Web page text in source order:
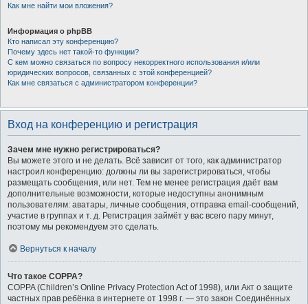
Как мне найти мои вложения?
Информация о phpBB
Кто написал эту конференцию?
Почему здесь нет такой-то функции?
С кем можно связаться по вопросу некорректного использования и/или
юридических вопросов, связанных с этой конференцией?
Как мне связаться с администратором конференции?
Вход на конференцию и регистрация
Зачем мне нужно регистрироваться?
Вы можете этого и не делать. Всё зависит от того, как администратор
настроил конференцию: должны ли вы зарегистрироваться, чтобы
размещать сообщения, или нет. Тем не менее регистрация даёт вам
дополнительные возможности, которые недоступны анонимным
пользователям: аватары, личные сообщения, отправка email-сообщений,
участие в группах и т. д. Регистрация займёт у вас всего пару минут,
поэтому мы рекомендуем это сделать.
Вернуться к началу
Что такое COPPA?
COPPA (Children’s Online Privacy Protection Act of 1998), или Акт о защите
частных прав ребёнка в интернете от 1998 г. — это закон Соединённых